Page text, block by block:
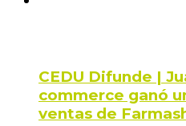
CEDU Difunde |
commerce ganó
ventas de